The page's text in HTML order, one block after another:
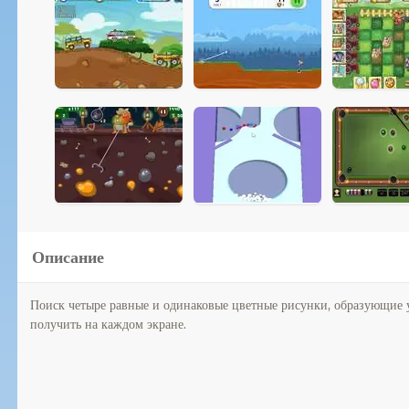
Описание
Поиск четыре равные и одинаковые цветные рисунки,
получить на каждом экране.